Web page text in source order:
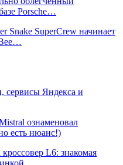
Porsche…
Snake SuperCrew начинает
сервисы Яндекса и
ознаменовал
есть нюанс!)
L6: знакомая